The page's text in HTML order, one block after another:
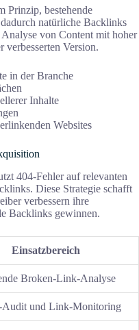
Prinzip, bestehende
natürliche Backlinks
von Content mit hoher
Version.
in der Branche
Inhalte
Websites
404-Fehler auf relevanten
Diese Strategie schafft
verbessern ihre
Backlinks gewinnen.
Einsatzbereich
Broken-Link-Analyse
Audit und Link-Monitoring